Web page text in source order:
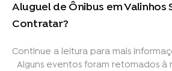
Aluguel de Ônibus em Valinhos
Contratar?
Continue a leitura para mais
Alguns eventos foram retomados à